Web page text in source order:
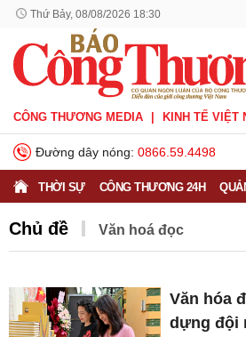
Thứ Bảy, 08/08/2026 18:30
CÔNG THƯƠNG MEDIA KINH TẾ VIỆT
Đường dây nóng: 0866.59.4498
THỜI SỰ CÔNG THƯƠNG 24H
Chủ đề Văn hoá đọc
Văn hóa
dựng đội